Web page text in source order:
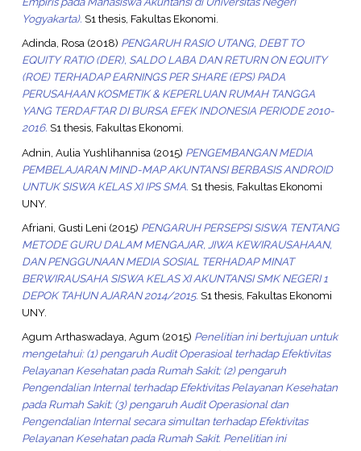
Yogyakarta). S1 thesis, Fakultas Ekonomi.
Adinda, Rosa(2018) PENGARUH RASIO UTANG, DEBT TO
EQUITY RATIO (DER), SALDO LABA DAN RETURN ON EQUITY
(ROE) TERHADAP EARNINGS PER SHARE (EPS) PADA
PERUSAHAAN KOSMETIK & KEPERLUAN RUMAH TANGGA
YANG TERDAFTAR DI BURSA EFEK INDONESIA PERIODE 2010-
2016. S1 thesis, Fakultas Ekonomi.
Adnin, Aulia Yushlihannisa (2015) PENGEMBANGAN MEDIA
PEMBELAJARAN MIND-MAP AKUNTANSI BERBASIS ANDROID
UNTUK SISWA KELAS XI IPS SMA. S1 thesis, Fakultas Ekonomi
UNY.
Afriani, Gusti Leni (2015) PENGARUH PERSEPSI SISWA TENTANG
METODE GURU DALAM MENGAJAR, JIWA KEWIRAUSAHAAN,
DAN PENGGUNAAN MEDIA SOSIAL TERHADAP MINAT
BERWIRAUSAHA SISWA KELAS XI AKUNTANSI SMK NEGERI 1
DEPOK TAHUN AJARAN 2014/2015. S1 thesis, Fakultas Ekonomi
UNY.
Agum Arthaswadaya, Agum (2015) Penelitian ini bertujuan untuk
mengetahui: (1) pengaruh Audit Operasioal terhadap Efektivitas
Pelayanan Kesehatan pada Rumah Sakit; (2) pengaruh
Pengendalian Internal terhadap Efektivitas Pelayanan Kesehatan
pada Rumah Sakit; (3) pengaruh Audit Operasional dan
Pengendalian Internal secara simultan terhadap Efektivitas
Pelayanan Kesehatan pada Rumah Sakit. Penelitian ini